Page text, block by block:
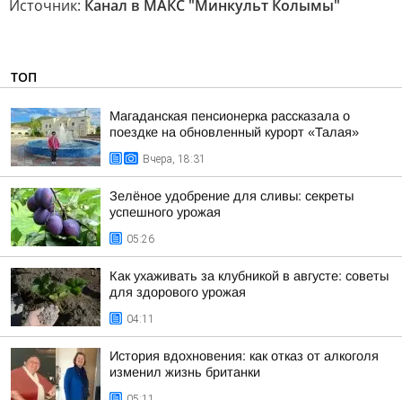
Источник: Канал в МАКС "Минкульт Колымы"
ТОП
Магаданская пенсионерка рассказала о
поездке на обновленный курорт «Талая»
Вчера, 18:31
Зелёное удобрение для сливы: секреты
успешного урожая
05:26
Как ухаживать за клубникой в августе: советы
для здорового урожая
04:11
История вдохновения: как отказ от алкоголя
изменил жизнь британки